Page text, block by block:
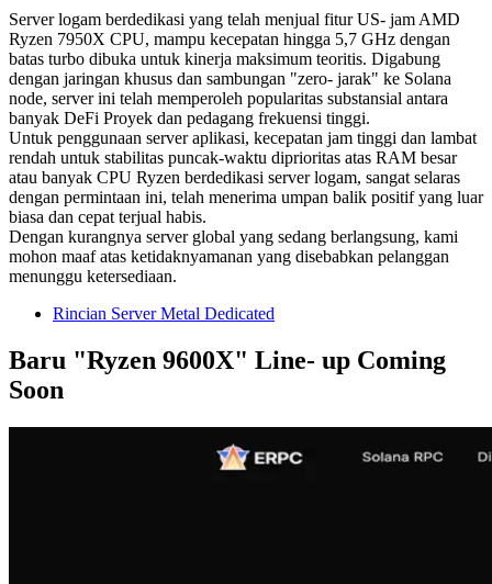
Server logam berdedikasi yang telah menjual fitur US- jam AMD
Ryzen 7950X CPU, mampu kecepatan hingga 5,7 GHz dengan
batas turbo dibuka untuk kinerja maksimum teoritis. Digabung
dengan jaringan khusus dan sambungan "zero- jarak" ke Solana
node, server ini telah memperoleh popularitas substansial antara
banyak DeFi Proyek dan pedagang frekuensi tinggi.
Untuk penggunaan server aplikasi, kecepatan jam tinggi dan lambat
rendah untuk stabilitas puncak-waktu diprioritas atas RAM besar
atau banyak CPU Ryzen berdedikasi server logam, sangat selaras
dengan permintaan ini, telah menerima umpan balik positif yang luar
biasa dan cepat terjual habis.
Dengan kurangnya server global yang sedang berlangsung, kami
mohon maaf atas ketidaknyamanan yang disebabkan pelanggan
menunggu ketersediaan.
Rincian Server Metal Dedicated
Baru "Ryzen 9600X" Line- up Coming
Soon